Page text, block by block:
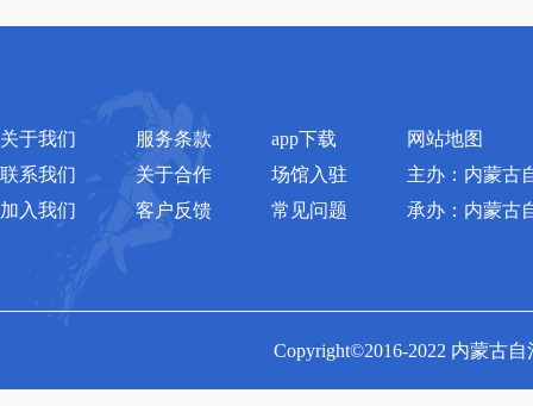
关于我们
联系我们
加入我们
服务条款
关于合作
客户反馈
app下载
场馆入驻
常见问题
网站地图
主办：内蒙古
承办：内蒙古
Copyright©2016-2022 内蒙古